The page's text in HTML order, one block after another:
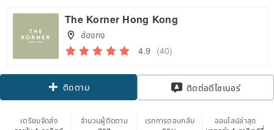
The Korner Hong Kong
ฮ่องกง
4.9 (40)
ติดตาม ติดต่อดีไซเนอร์
เตรียมจัดส่ง
จำนวนผู้ติดตาม
เรทการตอบกลับ
ออนไลน์ล่าสุด